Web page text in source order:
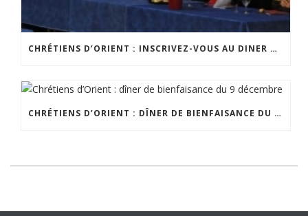
CHRÉTIENS D’ORIENT : INSCRIVEZ-VOUS AU DINER DE BIENFAISANCE DU 18 JUIN !
CHRÉTIENS D’ORIENT : DÎNER DE BIENFAISANCE DU 9 DÉCEMBRE